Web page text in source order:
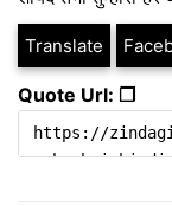
Translate
Quote Url: ❐